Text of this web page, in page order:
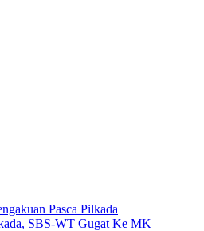
Pasca Pilkada
SBS-WT Gugat Ke MK